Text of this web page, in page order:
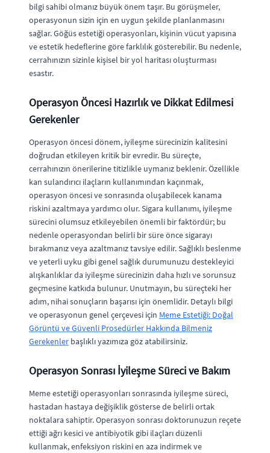
bilgi sahibi olmanız büyük önem taşır. Bu görüşmeler,
operasyonun sizin için en uygun şekilde planlanmasını
sağlar. Göğüs estetiği operasyonları, kişinin vücut yapısına
ve estetik hedeflerine göre farklılık gösterebilir. Bu nedenle,
cerrahınızın sizinle kişisel bir yol haritası oluşturması
esastır.
Operasyon Öncesi Hazırlık ve Dikkat Edilmesi
Gerekenler
Operasyon öncesi dönem, iyileşme sürecinizin kalitesini
doğrudan etkileyen kritik bir evredir. Bu süreçte,
cerrahınızın önerilerine titizlikle uymanız beklenir. Özellikle
kan sulandırıcı ilaçların kullanımından kaçınmak,
operasyon öncesi ve sonrasında oluşabilecek kanama
riskini azaltmaya yardımcı olur. Sigara kullanımı, iyileşme
sürecini olumsuz etkileyebilen önemli bir faktördür; bu
nedenle operasyondan belirli bir süre önce sigarayı
bırakmanız veya azaltmanız tavsiye edilir. Sağlıklı beslenme
ve yeterli uyku gibi genel sağlık durumunuzu destekleyici
alışkanlıklar da iyileşme sürecinizin daha hızlı ve sorunsuz
geçmesine katkıda bulunur. Unutmayın, bu süreçteki her
adım, nihai sonuçların başarısı için önemlidir. Detaylı bilgi
ve operasyonun genel çerçevesi için Meme Estetiği: Doğal
Görüntü ve Güvenli Prosedürler Hakkında Bilmeniz
Gerekenler başlıklı yazımıza göz atabilirsiniz.
Operasyon Sonrası İyileşme Süreci ve Bakım
Meme estetiği operasyonları sonrasında iyileşme süreci,
hastadan hastaya değişiklik gösterse de belirli ortak
noktalara sahiptir. Operasyon sonrası doktorunuzun reçete
ettiği ağrı kesici ve antibiyotik gibi ilaçları düzenli
kullanmak, enfeksiyon riskini en aza indirmek ve